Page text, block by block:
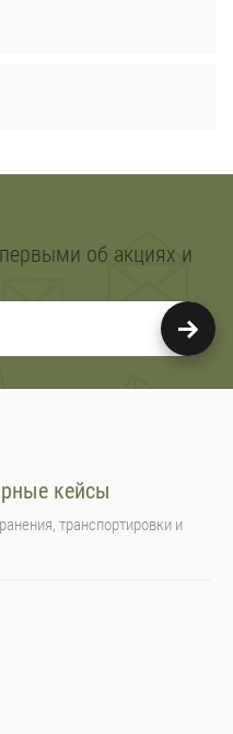
об акциях и
кейсы
транспортировки и